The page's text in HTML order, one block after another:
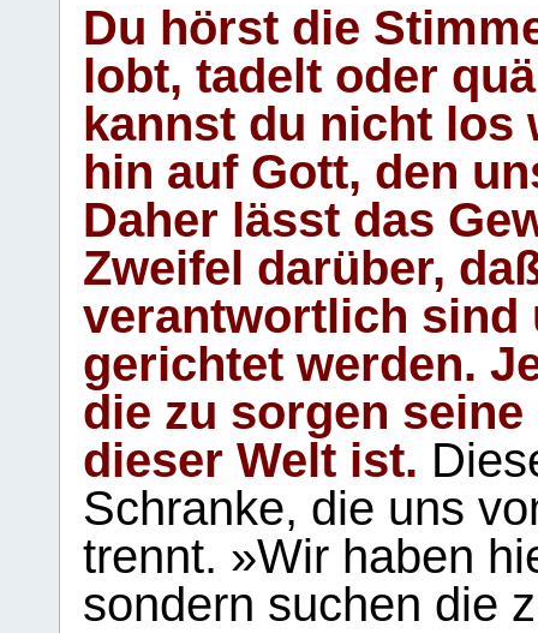
Du hörst die
lobt, tadelt oder
kannst du nicht los
hin auf Gott, den
Daher lässt das
Zweifel darüber,
verantwortlich sind
gerichtet werden.
die zu sorgen
dieser Welt ist.
Schranke, die uns
trennt. »Wir haben
sondern suchen die